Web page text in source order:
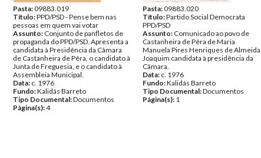
Pasta:09883.019
Título:PPD/PSD - Pense bem nas
pessoas em quem vai votar
Assunto: Conjunto de panfletos de
propaganda do PPD/PSD. Apresenta a
candidata à Presidência da Câmara
de Castanheira de Pêra, o candidato à
Junta de Freguesia, e o candidato à
Assembleia Municipal.
Data: c. 1976
Fundo:Kalidás Barreto
Tipo Documental:Documentos
Página(s):4
Pasta:09883.020
Título:Partido Social Democrata
PPD/PSD
Assunto: Comunicado ao povo de
Castanheira de Pêra de Maria
Manuela Pires Henriques de Almeida
Joaquim candidata à presidência da
Câmara.
Data: c. 1976
Fundo:Kalidás Barreto
Tipo Documental:Documentos
Página(s): 1